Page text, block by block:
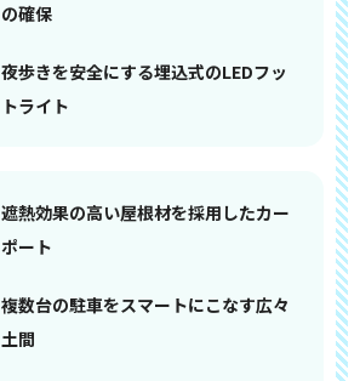
の確保
夜歩きを安全にする埋込式のLEDフッ
トライト
遮熱効果の高い屋根材を採用したカー
ポート
複数台の駐車をスマートにこなす広々
土間